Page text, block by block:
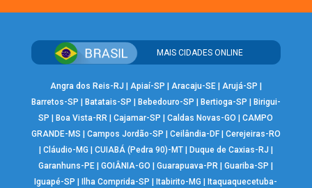
MAIS CIDADES ONLINE
Angra dos Reis-RJ Apiaí-SP Aracaju-SE| Arujá-SP
Barretos-SP
Batatais-SP Bebedouro-SP Bertioga-SP
Birigui-
SP
Boa Vista-RR |Cajamar-SP |Caldas Novas-GO |CAMPO
GRANDE-MS
Campos Jordão-SP Ceilândia-DF| Cerejeiras-RO
Cláudio-MG CUIABÁ (Pedra 90)-MT| Duque de Caxias-RJ
Garanhuns-PE |GOIÂNIA-GO |Guarapuava-PR |Guariba-SP
Iguapé-SP
Ilha Comprida-SP Itabirito-MG
Itaquaquecetuba-